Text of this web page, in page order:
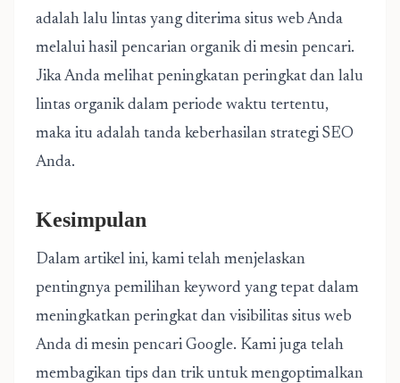
adalah lalu lintas yang diterima situs web Anda
melalui hasil pencarian organik di mesin pencari.
Jika Anda melihat peningkatan peringkat dan lalu
lintas organik dalam periode waktu tertentu,
maka itu adalah tanda keberhasilan strategi SEO
Anda.
Kesimpulan
Dalam artikel ini, kami telah menjelaskan
pentingnya pemilihan keyword yang tepat dalam
meningkatkan peringkat dan visibilitas situs web
Anda di mesin pencari Google. Kami juga telah
membagikan tips dan trik untuk mengoptimalkan